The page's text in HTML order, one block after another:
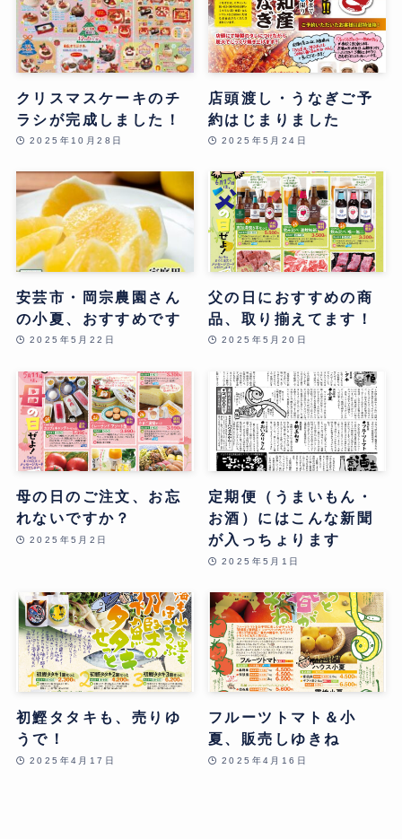
クリスマスケーキのチ
ラシが完成しました！
2025年10月28日
店頭渡し・うなぎご予
約はじまりました
2025年5月24日
安芸市・岡宗農園さん
の小夏、おすすめです
2025年5月22日
父の日におすすめの商
品、取り揃えてます！
2025年5月20日
母の日のご注文、お忘
れないですか？
2025年5月2日
定期便（うまいもん・
お酒）にはこんな新聞
が入っちょります
2025年5月1日
初鰹タタキも、売りゆ
うで！
2025年4月17日
フルーツトマト＆小
夏、販売しゆきね
2025年4月16日